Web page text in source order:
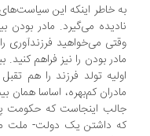
خاطر اینکه این سیاست‌های
می‌گیرد. مادر بودن
می‌خواهید فرزندآوری را تبلیغ
بودن را نیز فراهم کنید.
تولد فرزند را هم تقبل
کم‌بهره، اساسا همان بیمه
اینجاست که حکومت پهلوی
داشتن یک دولت- ملت مدرن و